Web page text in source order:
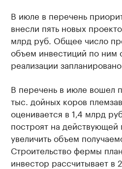
В июле в перечень
внесли пять новых
млрд руб. Общее число
объем инвестиций по ним
реализации
В перечень в июле вошел
тыс. дойных коров
оценивается в 1,4 млрд
построят на действующей
увеличить объем
Строительство фермы
инвестор рассчитывает в